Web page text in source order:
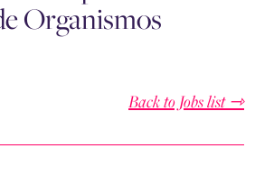
Organismos
Back to Jobs list ⇾